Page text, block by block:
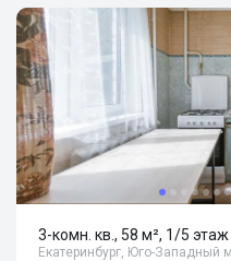
3-комн. кв., 58 м², 1/5 этаж
Екатеринбург, Юго-Западный